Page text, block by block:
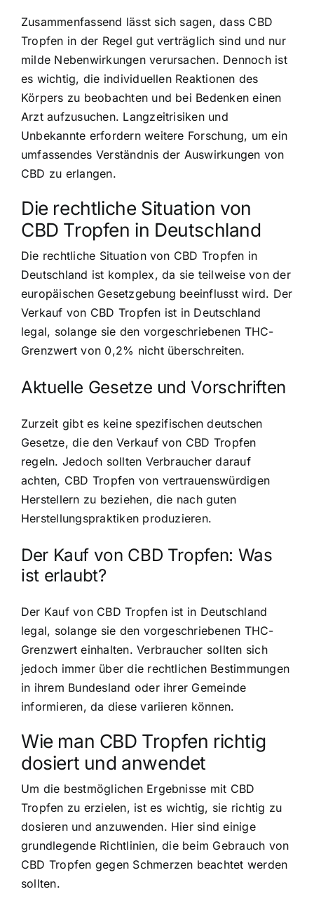
Zusammenfassend lässt sich sagen, dass CBD
Tropfen in der Regel gut verträglich sind und nur
milde Nebenwirkungen verursachen. Dennoch ist
es wichtig, die individuellen Reaktionen des
Körpers zu beobachten und bei Bedenken einen
Arzt aufzusuchen. Langzeitrisiken und
Unbekannte erfordern weitere Forschung, um ein
umfassendes Verständnis der Auswirkungen von
CBD zu erlangen.
Die rechtliche Situation von
CBD Tropfen in Deutschland
Die rechtliche Situation von CBD Tropfen in
Deutschland ist komplex, da sie teilweise von der
europäischen Gesetzgebung beeinflusst wird. Der
Verkauf von CBD Tropfen ist in Deutschland
legal, solange sie den vorgeschriebenen THC-
Grenzwert von 0,2% nicht überschreiten.
Aktuelle Gesetze und Vorschriften
Zurzeit gibt es keine spezifischen deutschen
Gesetze, die den Verkauf von CBD Tropfen
regeln. Jedoch sollten Verbraucher darauf
achten, CBD Tropfen von vertrauenswürdigen
Herstellern zu beziehen, die nach guten
Herstellungspraktiken produzieren.
Der Kauf von CBD Tropfen: Was
ist erlaubt?
Der Kauf von CBD Tropfen ist in Deutschland
legal, solange sie den vorgeschriebenen THC-
Grenzwert einhalten. Verbraucher sollten sich
jedoch immer über die rechtlichen Bestimmungen
in ihrem Bundesland oder ihrer Gemeinde
informieren, da diese variieren können.
Wie man CBD Tropfen richtig
dosiert und anwendet
Um die bestmöglichen Ergebnisse mit CBD
Tropfen zu erzielen, ist es wichtig, sie richtig zu
dosieren und anzuwenden. Hier sind einige
grundlegende Richtlinien, die beim Gebrauch von
CBD Tropfen gegen Schmerzen beachtet werden
sollten.